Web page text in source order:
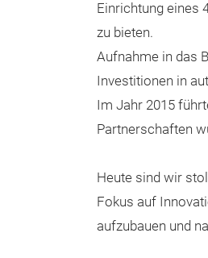
Einrichtung eines
zu bieten.
Aufnahme in das
Investitionen in
Im Jahr 2015
Partnerschaften
Heute sind wir
Fokus auf
aufzubauen und